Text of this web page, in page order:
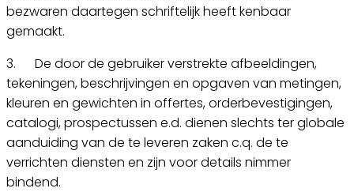
bezwaren daartegen schriftelijk heeft kenbaar
gemaakt.
3. De door de gebruiker verstrekte afbeeldingen,
tekeningen, beschrijvingen en opgaven van metingen,
kleuren en gewichten in offertes, orderbevestigingen,
catalogi, prospectussen e.d. dienen slechts ter globale
aanduiding van de te leveren zaken c.q. de te
verrichten diensten en zijn voor details nimmer
bindend.